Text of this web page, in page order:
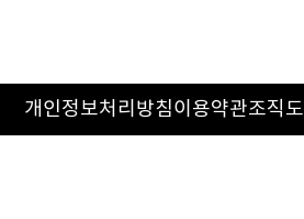
개인정보처리방침이용약관조직도